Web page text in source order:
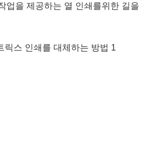
업을 제공하는 열 인쇄를위한 길을